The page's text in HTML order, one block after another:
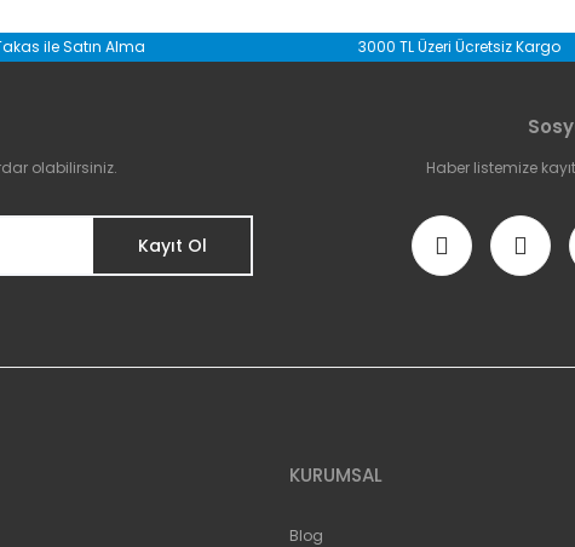
ile Satın Alma 3000 TL Üzeri Ücretsiz Kargo
olabilirsiniz.
Kayıt Ol
Haber listemize
KURUMSAL
Blog